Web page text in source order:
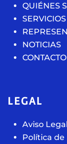
QUIÉNES
SERVICIOS
NOTICIAS
CONTACTO
LEGAL
Aviso Legal
Política de